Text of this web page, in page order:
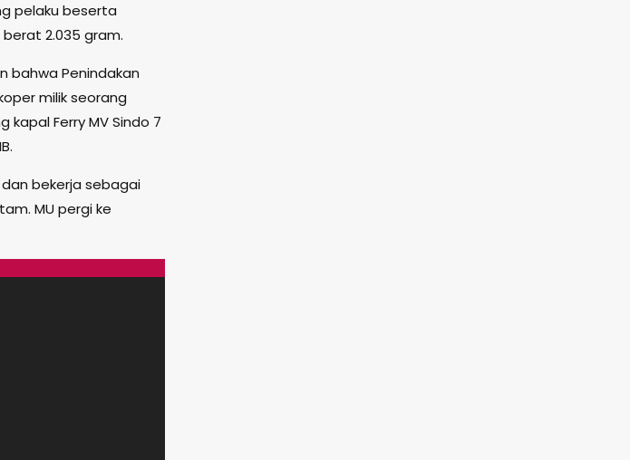
pelaku beserta
2.035 gram.
bahwa Penindakan
milik seorang
Ferry MV Sindo 7
bekerja sebagai
MU pergi ke